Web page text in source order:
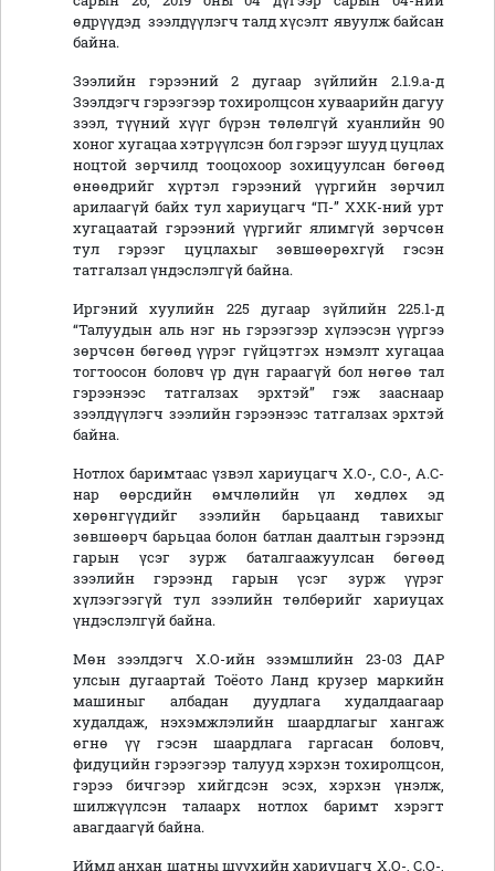
өдрүүдэд зээлдүүлэгч талд хүсэлт явуулж байсан
байна.
Зээлийн гэрээний 2 дугаар зүйлийн 2.1.9.а-д
Зээлдэгч гэрээгээр тохиролцсон хуваарийн дагуу
зээл, түүний хүүг бүрэн төлөлгүй хуанлийн 90
хоног хугацаа хэтрүүлсэн бол гэрээг шууд цуцлах
ноцтой зөрчилд тооцохоор зохицуулсан бөгөөд
өнөөдрийг хүртэл гэрээний үүргийн зөрчил
арилаагүй байх тул хариуцагч “П-” ХХК-ний урт
хугацаатай гэрээний үүргийг ялимгүй зөрчсөн
тул гэрээг цуцлахыг зөвшөөрөхгүй гэсэн
татгалзал үндэслэлгүй байна.
Иргэний хуулийн 225 дугаар зүйлийн 225.1-д
“Талуудын аль нэг нь гэрээгээр хүлээсэн үүргээ
зөрчсөн бөгөөд үүрэг гүйцэтгэх нэмэлт хугацаа
тогтоосон боловч үр дүн гараагүй бол нөгөө тал
гэрээнээс татгалзах эрхтэй” гэж зааснаар
зээлдүүлэгч зээлийн гэрээнээс татгалзах эрхтэй
байна.
Нотлох баримтаас үзвэл хариуцагч Х.О-, С.О-, А.С-
нар өөрсдийн өмчлөлийн үл хөдлөх эд
хөрөнгүүдийг зээлийн барьцаанд тавихыг
зөвшөөрч барьцаа болон батлан даалтын гэрээнд
гарын үсэг зурж баталгаажуулсан бөгөөд
зээлийн гэрээнд гарын үсэг зурж үүрэг
хүлээгээгүй тул зээлийн төлбөрийг хариуцах
үндэслэлгүй байна.
Мөн зээлдэгч Х.О-ийн эзэмшлийн 23-03 ДАР
улсын дугаартай Тоёото Ланд крузер маркийн
машиныг албадан дуудлага худалдаагаар
худалдаж, нэхэмжлэлийн шаардлагыг хангаж
өгнө үү гэсэн шаардлага гаргасан боловч,
фидуцийн гэрээгээр талууд хэрхэн тохиролцсон,
гэрээ бичгээр хийгдсэн эсэх, хэрхэн үнэлж,
шилжүүлсэн талаарх нотлох баримт хэрэгт
авагдаагүй байна.
Иймд анхан шатны шүүхийн хариуцагч Х.О-, С.О-,